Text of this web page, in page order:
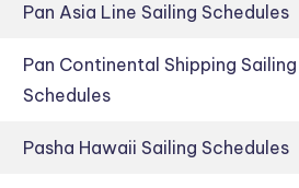
Pan Asia Line Sailing Schedules
Pan Continental Shipping Sailing
Schedules
Pasha Hawaii Sailing Schedules